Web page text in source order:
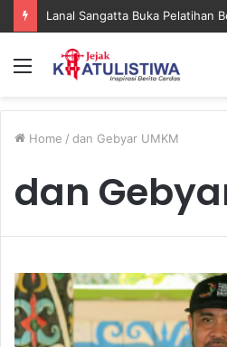
Menu
Home / dan Gebyar UMKM
dan